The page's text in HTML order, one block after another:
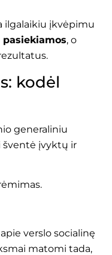
ilgalaikiu įkvėpimu
pasiekiamos, o
kodėl
generaliniu
šventė įvyktų ir
verslo socialinę
matomi tada,